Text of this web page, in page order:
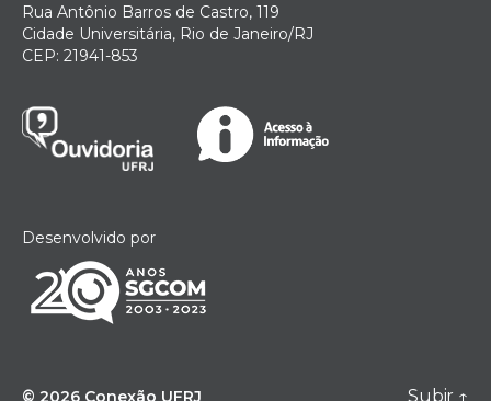
Rua Antônio Barros de Castro, 119
Cidade Universitária, Rio de Janeiro/RJ
CEP: 21941-853
Desenvolvido por
© 2026 Conexão UFRJ Subir ↑